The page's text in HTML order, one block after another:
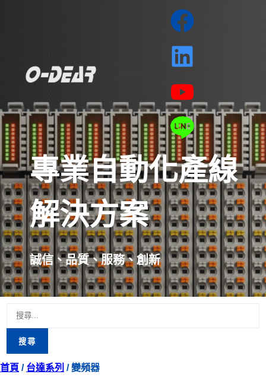
專業自動化產線
解決方案
誠信、品質、服務、創新
搜
尋
鍵
首頁 / 台達系列 / 變頻器